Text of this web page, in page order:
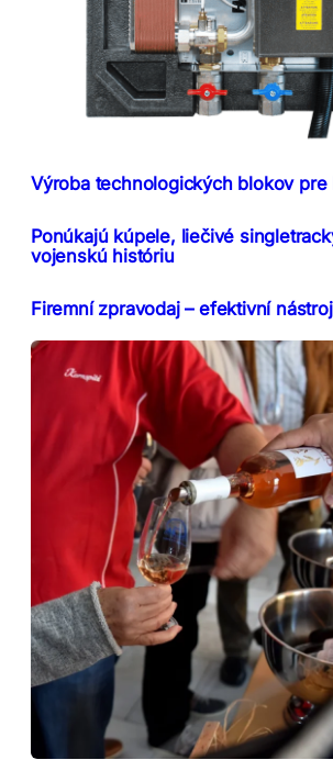
Výroba technologických blokov pre
Ponúkajú kúpele, liečivé
vojenskú históriu
Firemní zpravodaj – efektivní